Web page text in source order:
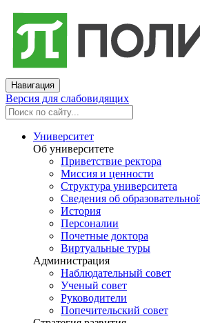
Навигация
Версия для слабовидящих
Университет
Об университете
Приветствие ректора
Миссия и ценности
Структура университета
Сведения об
История
Персоналии
Почетные доктора
Виртуальные туры
Администрация
Наблюдательный совет
Ученый совет
Руководители
Попечительский совет